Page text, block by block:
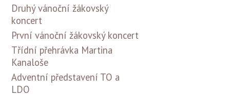
Druhý vánoční žákovský
koncert
První vánoční žákovský koncert
Třídní přehrávka Martina
Kanaloše
Adventní představení TO a
LDO